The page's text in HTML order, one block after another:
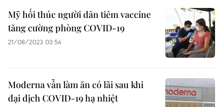
Mỹ hối thúc người dân tiêm vaccine
tăng cường phòng COVID-19
21/08/2023 03:54
Moderna vẫn làm ăn có lãi sau khi
đại dịch COVID-19 hạ nhiệt